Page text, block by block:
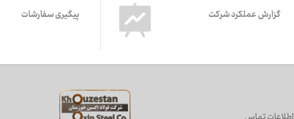
گزارش عملکرد شرکت پیگیری سفارشات